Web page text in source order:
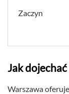
Zaczyn
Jak
Warszawa